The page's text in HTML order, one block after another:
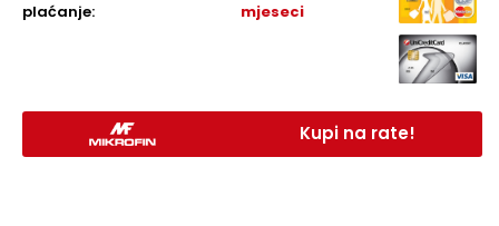
plaćanje:
mjeseci
Kupi na rate!